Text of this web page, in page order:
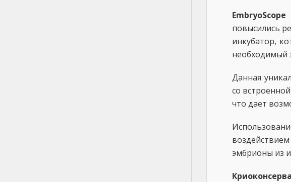
EmbryoScope
повысились
инкубатор,
необходимый
Данная
со
что дает
эмбрионы из